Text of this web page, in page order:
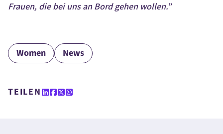
Frauen, die bei uns an Bord gehen wollen.”
Women News
TEILEN